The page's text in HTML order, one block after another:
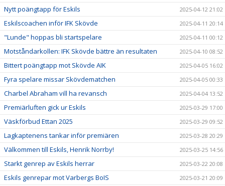
Nytt poängtapp för Eskils 2025-04-12 21:02
Eskilscoachen inför IFK Skövde 2025-04-11 20:14
"Lunde" hoppas bli startspelare 2025-04-11 00:12
Motståndarkollen: IFK Skövde bättre än resultaten 2025-04-10 08:52
Bittert poängtapp mot Skövde AIK 2025-04-05 16:02
Fyra spelare missar Skövdematchen 2025-04-05 00:33
Charbel Abraham vill ha revansch 2025-04-04 13:52
Premiärluften gick ur Eskils 2025-03-29 17:00
Väskförbud Ettan 2025 2025-03-29 09:52
Lagkaptenens tankar inför premiären 2025-03-28 20:29
Välkommen till Eskils, Henrik Norrby! 2025-03-25 14:56
Starkt genrep av Eskils herrar 2025-03-22 20:08
Eskils genrepar mot Varbergs BoIS 2025-03-21 20:09